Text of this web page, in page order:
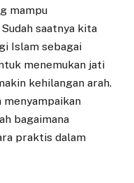
mampu
saatnya kita
Islam sebagai
menemukan jati
kehilangan arah.
menyampaikan
bagaimana
praktis dalam